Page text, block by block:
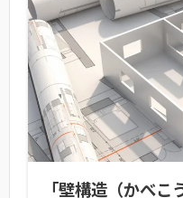
「壁構造（かべこ